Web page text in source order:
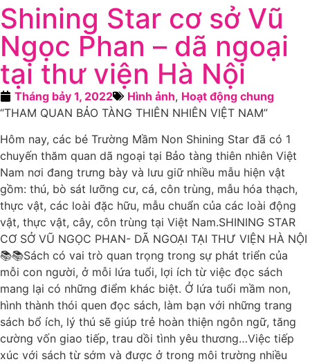
Shining Star cơ sở Vũ
Ngọc Phan – dã ngoại
tại thư viện Hà Nội
Tháng bảy 1, 2022 Hình ảnh, Hoạt động chung
“THAM QUAN BẢO TÀNG THIÊN NHIÊN VIỆT NAM”
Hôm nay, các bé Trường Mầm Non Shining Star đã có 1
chuyến thăm quan dã ngoại tại Bảo tàng thiên nhiên Việt
Nam nơi đang trưng bày và lưu giữ nhiều mẫu hiện vật
gồm: thú, bò sát lưỡng cư, cá, côn trùng, mẫu hóa thạch,
thực vật, các loài đặc hữu, mẫu chuẩn của các loài động
vật, thực vật, cây, côn trùng tại Việt Nam.SHINING STAR
CƠ SỞ VŨ NGỌC PHAN- DÃ NGOẠI TẠI THƯ VIỆN HÀ NỘI
📚📚Sách có vai trò quan trọng trong sự phát triển của
mỗi con người, ở mỗi lứa tuổi, lợi ích từ việc đọc sách
mang lại có những điểm khác biệt. Ở lứa tuổi mầm non,
hình thành thói quen đọc sách, làm bạn với những trang
sách bổ ích, lý thú sẽ giúp trẻ hoàn thiện ngôn ngữ, tăng
cường vốn giao tiếp, trau dồi tình yêu thương…Việc tiếp
xúc với sách từ sớm và được ở trong môi trường nhiều